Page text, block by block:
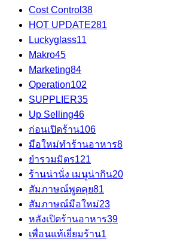
Cost Control 38
HOT UPDATE281
Luckyglass11
Makro45
Marketing84
Operation102
SUPPLIER35
Up Selling46
ก่อนเปิดร้าน106
มือใหม่ทำร้านอาหาร8
ยำรวมมิตร121
ร้านน่านั่ง เมนูน่ากิน20
สัมภาษณ์พูดคุย81
สัมภาษณ์มือใหม่23
หลังเปิดร้านอาหาร39
เพื่อนแท้เยี่ยมร้าน1